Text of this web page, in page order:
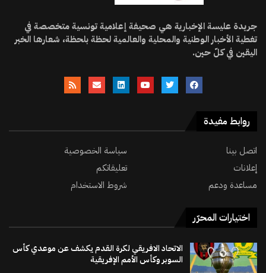
جريدة عليسة الإخبارية هي صحيفة إعلامية تونسية متخصصة في
تغطية الأخبار الوطنية والمحلية والعالمية لحظة بلحظة، شعارها الخبر
اليقين في كلّ حين.
روابط مفيدة
اتصل بينا
سياسة الخصوصية
إعلانات
تعليقاتكم
مساعدة ودعم
شروط الاستخدام
اختيارات المحرّر
الاتحاد الافريقي لكرة القدم يكشف عن موعدي كأس
السوبر وكأس الأمم الإفريقية